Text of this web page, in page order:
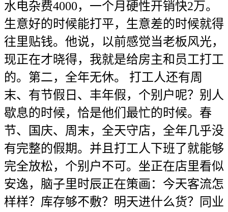
水电杂费4000，一个月硬性开销快2万。
生意好的时候能打平，生意差的时候就得
往里贴钱。他说，以前感觉当老板风光，
现正在才晓得，我就是给房主和员工打工
的。第二，全年无休。 打工人还有周
末、有节假日、丰年假，个别户呢？别人
歇息的时候，恰是他们最忙的时候。春
节、国庆、周末，全天守店，全年几乎没
有完整的假期。并且打工人下班了就能够
完全放松，个别户不可。坐正在店里看似
安逸，脑子里时辰正在策画：今天客流怎
样样？库存够不敷？明天进什么货？同业